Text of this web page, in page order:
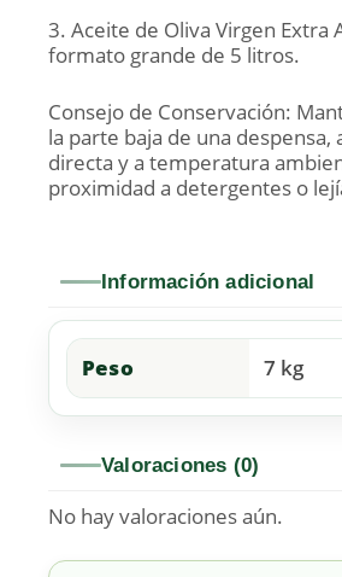
3. Aceite de Oliva Virgen Extra
formato grande de 5 litros.
Consejo de Conservación:
la parte baja de una despensa,
directa y a temperatura
proximidad a detergentes o
Información adicional
Peso 7 kg
Valoraciones (0)
No hay valoraciones aún.